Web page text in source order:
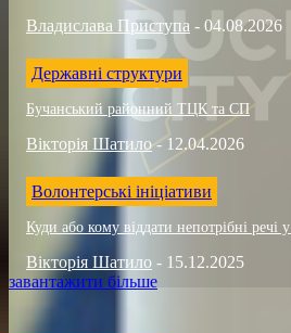
Владислава Приступа - 04.08.2026
Державні структури
Бучанський районний ТЦК та СП
Вікторія Шатило - 12.04.2026
Волонтерські ініціативи
Куди або кому віддати непотрібні речі
Вікторія Шатило - 15.12.2025
завантажити більше